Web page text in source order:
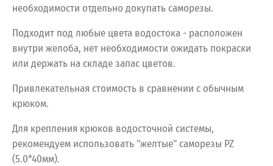
необходимости отдельно докупать саморезы.
Подходит под любые цвета водостока - расположен
внутри желоба, нет необходимости ожидать покраски
или держать на складе запас цветов.
Привлекательная стоимость в сравнении с обычным
крюком.
Для крепления крюков водосточной системы,
рекомендуем использовать "желтые" саморезы PZ
(5.0*40мм).